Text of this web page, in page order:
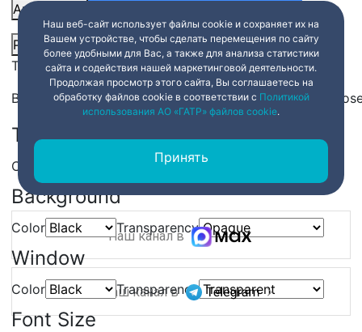
Audio Track
Picture-in-Picture Fullscreen Share
This is a modal window.
Beginning of dialog window. Escape will cancel and
Text
Color Transparency
Background
Color Transparency
Window
Color Transparency
Font Size
Наш канал в
Наш канал в
Наш веб-сайт использует файлы cookie и сохраняет их на
Вашем устройстве, чтобы сделать перемещения по сайту
более удобными для Вас, а также для анализа статистики
сайта и содействия нашей маркетинговой деятельности.
Продолжая просмотр этого сайта, Вы соглашаетесь на
обработку файлов cookie в соответствии с Политикой
использования АО «ГАТР» файлов cookie.
Принять